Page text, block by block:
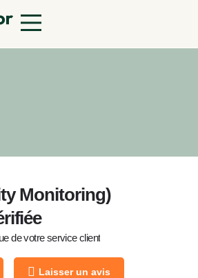
Monitoring)
de votre service client
Laisser un avis